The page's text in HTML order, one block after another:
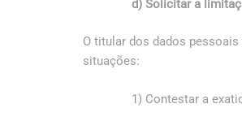
d) Solicitar a
O titular dos dados
situações:
1) Contestar a